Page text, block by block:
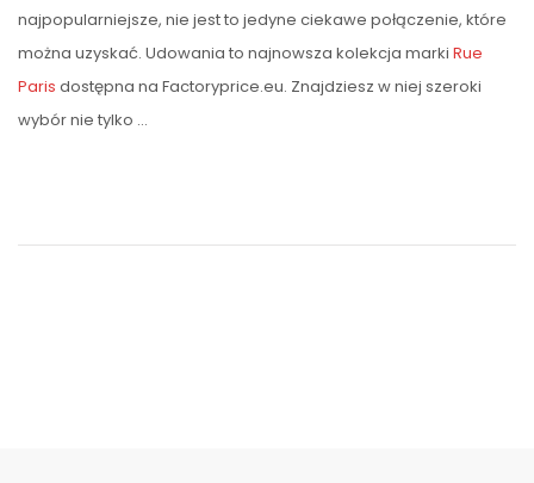
najpopularniejsze, nie jest to jedyne ciekawe połączenie, które
można uzyskać. Udowania to najnowsza kolekcja marki Rue
Paris dostępna na Factoryprice.eu. Znajdziesz w niej szeroki
wybór nie tylko …